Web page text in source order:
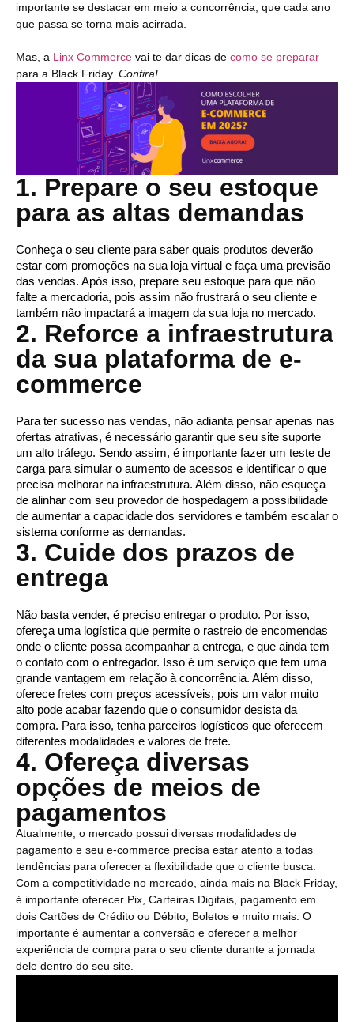
importante se destacar em meio a concorrência, que cada ano
que passa se torna mais acirrada.
Mas, a Linx Commerce vai te dar dicas de como se preparar
para a Black Friday. Confira!
1. Prepare o seu estoque
para as altas demandas
Conheça o seu cliente para saber quais produtos deverão
estar com promoções na sua loja virtual e faça uma previsão
das vendas. Após isso, prepare seu estoque para que não
falte a mercadoria, pois assim não frustrará o seu cliente e
também não impactará a imagem da sua loja no mercado.
2. Reforce a infraestrutura
da sua plataforma de e-
commerce
Para ter sucesso nas vendas, não adianta pensar apenas nas
ofertas atrativas, é necessário garantir que seu site suporte
um alto tráfego. Sendo assim, é importante fazer um teste de
carga para simular o aumento de acessos e identificar o que
precisa melhorar na infraestrutura. Além disso, não esqueça
de alinhar com seu provedor de hospedagem a possibilidade
de aumentar a capacidade dos servidores e também escalar o
sistema conforme as demandas.
3. Cuide dos prazos de
entrega
Não basta vender, é preciso entregar o produto. Por isso,
ofereça uma logística que permite o rastreio de encomendas
onde o cliente possa acompanhar a entrega, e que ainda tem
o contato com o entregador. Isso é um serviço que tem uma
grande vantagem em relação à concorrência. Além disso,
oferece fretes com preços acessíveis, pois um valor muito
alto pode acabar fazendo que o consumidor desista da
compra. Para isso, tenha parceiros logísticos que oferecem
diferentes modalidades e valores de frete.
4. Ofereça diversas
opções de meios de
pagamentos
Atualmente, o mercado possui diversas modalidades de
pagamento e seu e-commerce precisa estar atento a todas
tendências para oferecer a flexibilidade que o cliente busca.
Com a competitividade no mercado, ainda mais na Black Friday,
é importante oferecer Pix, Carteiras Digitais, pagamento em
dois Cartões de Crédito ou Débito, Boletos e muito mais. O
importante é aumentar a conversão e oferecer a melhor
experiência de compra para o seu cliente durante a jornada
dele dentro do seu site.